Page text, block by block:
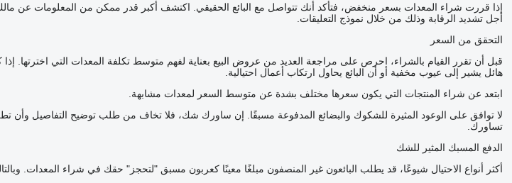
إذا قررت شراء المعدات بسعر منخفض، فتأكد أنك تتواصل مع البائع الحقيقي. اكتشف أكبر قدر ممكن من المعلومات
أجل تشديد الرقابة وذلك من خلال نموذج التعليقات.
التحقق من السعر
قبل أن تقرر القيام بالشراء، احرص على مراجعة العديد من عروض البيع بعناية لفهم متوسط تكلفة المعدات التي
هائل يشير إلى عيوب مخفية أو أن البائع يحاول ارتكاب أعمال احتيالية.
ابتعد عن شراء المنتجات التي يكون سعرها مختلف بشدة عن متوسط السعر لمعدات مشابهة.
لا توافق على الوعود المثيرة للشكوك والبضائع المدفوعة مسبقًا. إن ساورك شك، فلا تخاف من طلب توضيح التفاصيل
تساورك.
الدفع المسبك المثير للشك
أكثر أنواع الاحتيال شيوعًا، قد يطلب البائعون غير المنصفون مبلغًا معينًا كعربون مسبق "لتحجز" حقك في شراء المعدات.